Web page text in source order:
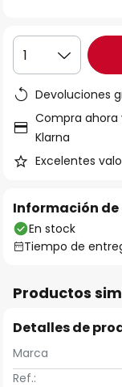
1
Devoluciones
Compra ahora
Klarna
Excelentes
Información
En stock
Tiempo de
Productos
Detalles de
Marca
Ref.: